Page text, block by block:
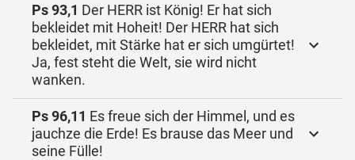
Ps 93,1 Der HERR ist König! Er hat sich
bekleidet mit Hoheit! Der HERR hat sich
bekleidet, mit Stärke hat er sich umgürtet!
Ja, fest steht die Welt, sie wird nicht
wanken.
Ps 96,11 Es freue sich der Himmel, und es
jauchze die Erde! Es brause das Meer und
seine Fülle!